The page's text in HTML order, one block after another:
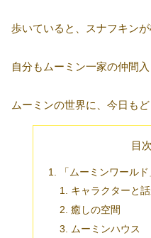
歩いていると、スナフキン
自分もムーミン一家の仲間
ムーミンの世界に、今日も
目次
「ムーミンワール
キャラクターと話
癒しの空間
ムーミンハウス